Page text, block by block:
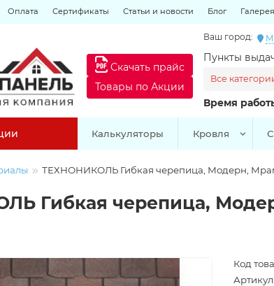
Оплата Сертификаты Статьи и новости Блог Галерея
Ваш город:
Пункты
Время
Все
Скачать прайс
Товары по Акции
Калькуляторы Кровля
ТЕХНОНИКОЛЬ Гибкая черепица, Модерн,
Гибкая черепица,
Код
Артикул: